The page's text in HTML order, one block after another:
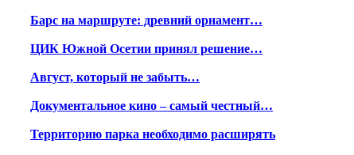
Барс на маршруте: древний орнамент…
ЦИК Южной Осетии принял решение…
Август, который не забыть…
Документальное кино – самый честный…
Территорию парка необходимо расширять